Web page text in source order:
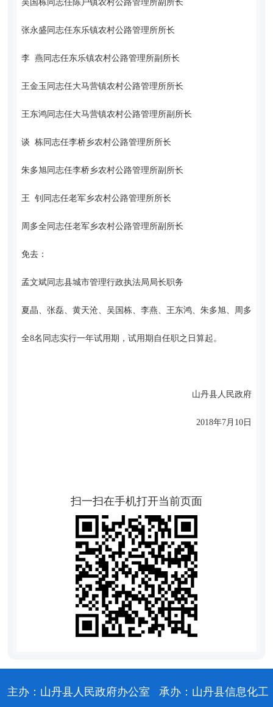
吴国栋同志任陈户镇农村公路管理所副所长
张永盛同志任东乐镇农村公路管理所所长
李 燕同志任东乐镇农村公路管理所副所长
王金玉同志任大马营镇农村公路管理所所长
王东鸿同志任大马营镇农村公路管理所副所长
谈 栋同志任李桥乡农村公路管理所所长
朱多旭同志任李桥乡农村公路管理所副所长
王 钊同志任老军乡农村公路管理所所长
周多全同志任老军乡农村公路管理所副所长
免去：
孟文斌同志县城市管理行政执法局局长职务
夏晶、张磊、黄天沧、吴国栋、李燕、王东鸿、朱多旭、周多
全8名同志实行一年试用期，试用期自任职之日算起。
山丹县人民政府
2018年7月10日
扫一扫在手机打开当前页面
主办：山丹县人民政府办公室 承办：山丹县信息化工